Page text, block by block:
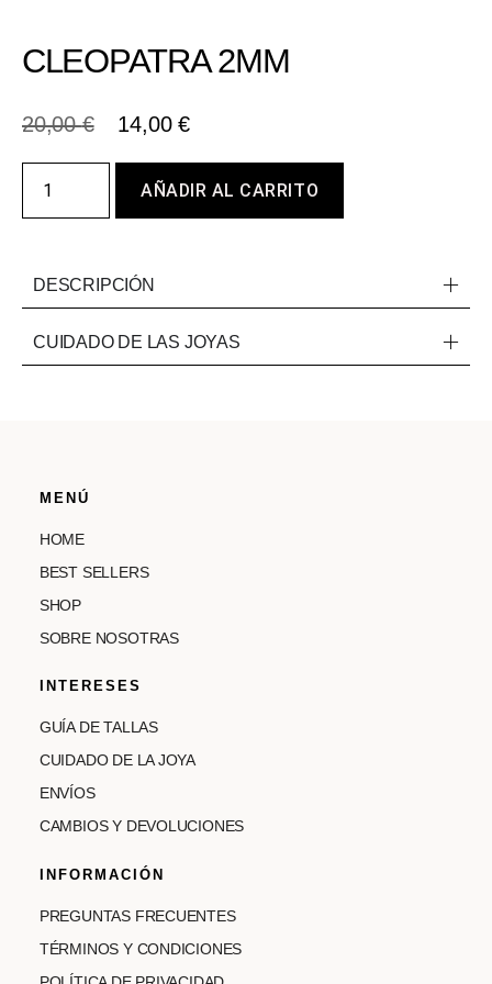
CLEOPATRA 2MM
20,00€ 14,00€
AÑADIR AL CARRITO
DESCRIPCIÓN
CUIDADO DE LAS JOYAS
MENÚ
HOME
BEST SELLERS
SHOP
SOBRE NOSOTRAS
INTERESES
GUÍA DE TALLAS
CUIDADO DE LA JOYA
ENVÍOS
CAMBIOS Y DEVOLUCIONES
INFORMACIÓN
PREGUNTAS FRECUENTES
TÉRMINOS Y CONDICIONES